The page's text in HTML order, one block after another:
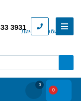
Личный кабинет
3931
0
0